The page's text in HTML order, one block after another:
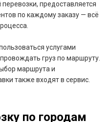
предоставляется
по каждому заказу — всё
услугами
груз по маршруту.
маршрута и
также входят в сервис.
по городам